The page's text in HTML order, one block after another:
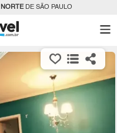
DE SÃO PAULO